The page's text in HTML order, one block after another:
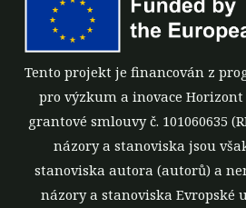
Tento projekt je financován z
pro výzkum a inovace
grantové smlouvy č. 101060635
názory a stanoviska jsou
stanoviska autora (autorů) a
názory a stanoviska Evropské